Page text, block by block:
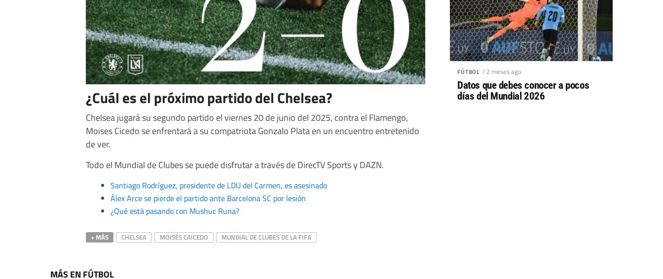
¿Cuál es el próximo partido del Chelsea?
Chelsea jugará su segundo partido el viernes 20 de junio del 2025, contra el Flamengo,
Moises Cicedo se enfrentará a su compatriota Gonzalo Plata en un encuentro entretenido
de ver.
Todo el Mundial de Clubes se puede disfrutar a través de DirecTV Sports y DAZN.
Santiago Rodríguez, presidente de LDU del Carmen, es asesinado
Álex Arce se pierde el partido ante Barcelona SC por lesión
¿Qué está pasando con Mushuc Runa?
+ MÁS CHELSEA MOISÉS CAICEDO MUNDIAL DE CLUBES DE LA FIFA
FÚTBOL / 2 meses ago
Datos que debes conocer a pocos
días del Mundial 2026
MÁS EN FÚTBOL